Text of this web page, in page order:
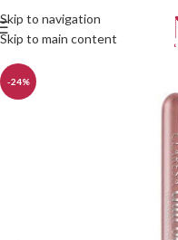
Skip to navigation
Skip to main content
-24%